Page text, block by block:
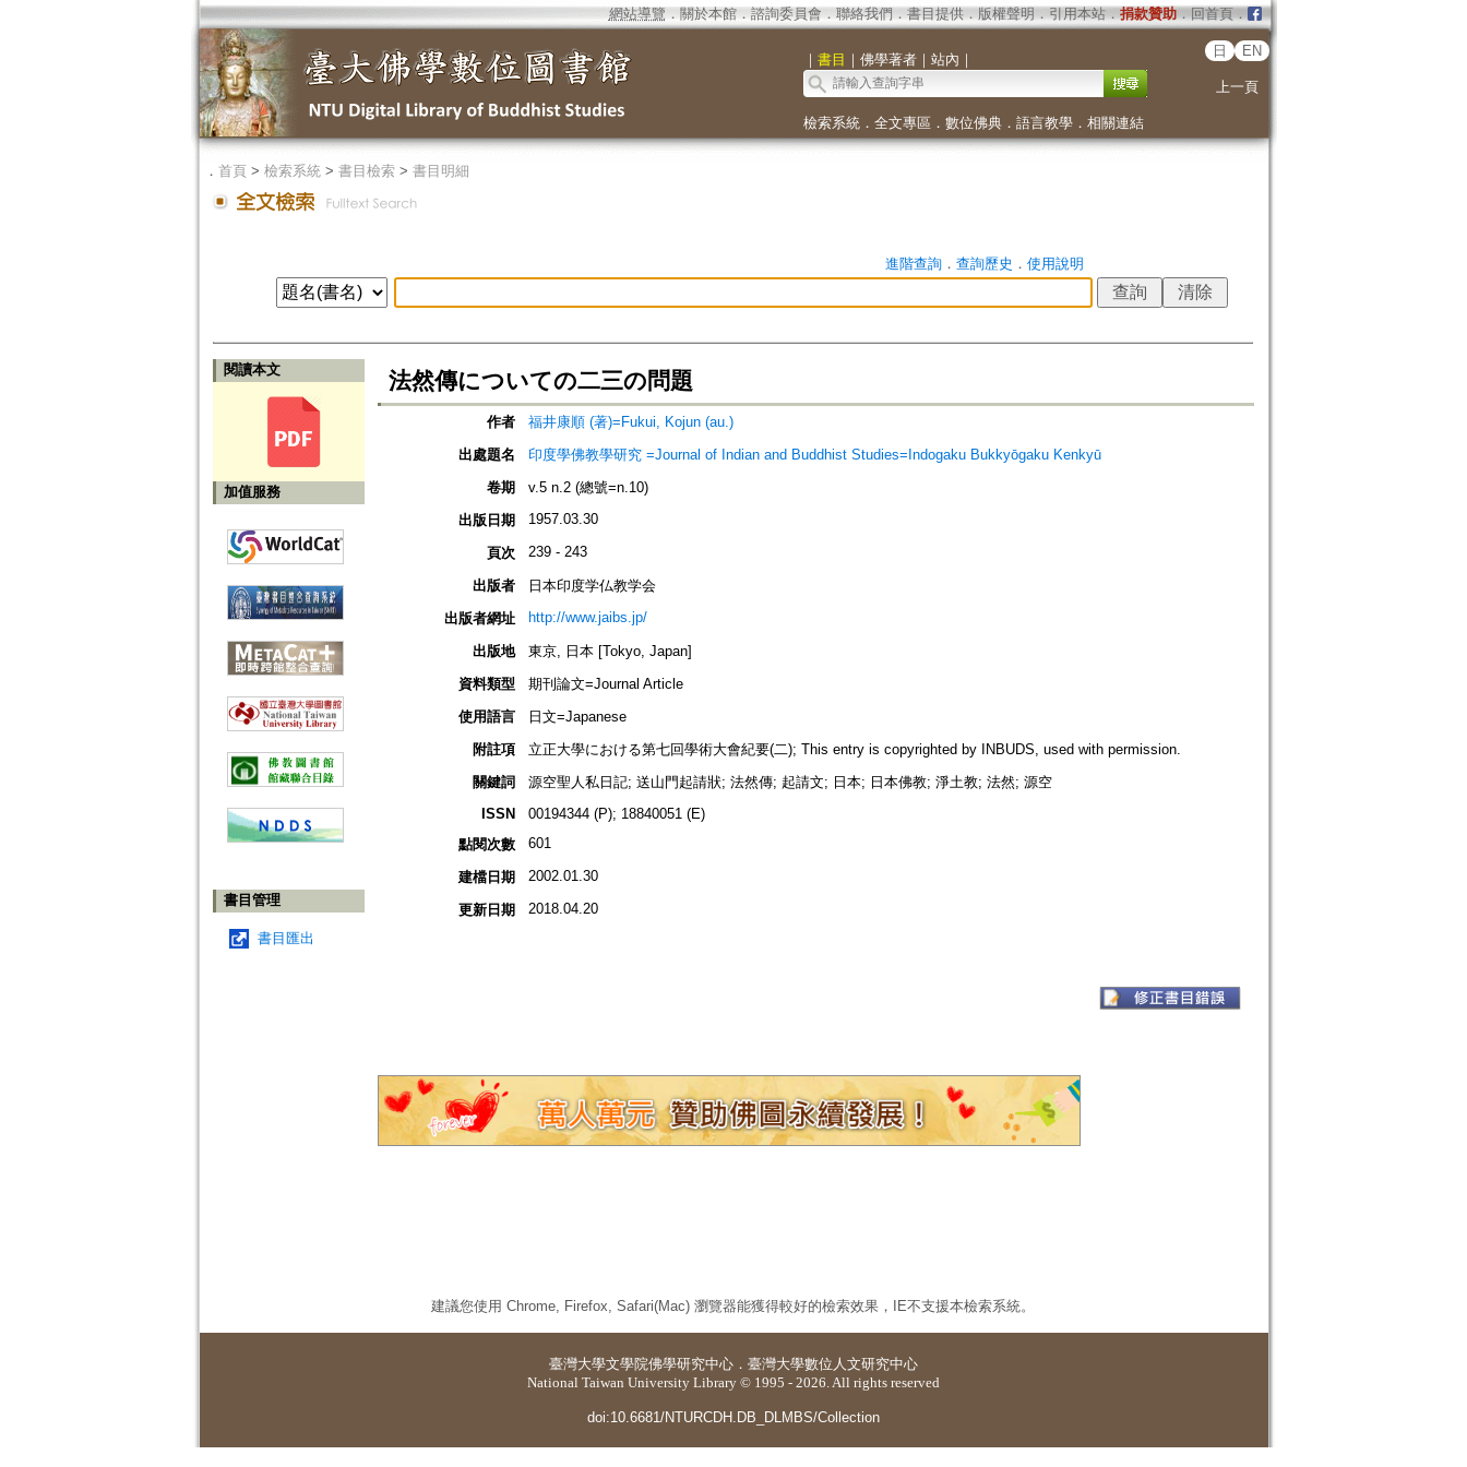
網站導覽 ． 關於本館． 諮詢委員會． 聯絡我們 ． 書目提供． 版權聲明 ． 引用本站． 捐款贊助．回首頁．
｜ 書目 ｜ 佛學著者｜ 站內 ｜
日 EN
上一頁
檢索系統． 全文專區 ． 數位佛典． 語言教學． 相關連結
． 首頁> 檢索系統> 書目檢索> 書目明細
進階查詢． 查詢歷史 ． 使用說明
閱讀本文
加值服務
書目管理
書目匯出
法然傳についての二三の問題
作者
福井康順 (著)=Fukui, Kojun (au.)
出處題名
印度學佛教學研究 =Journal of Indian and Buddhist Studies=Indogaku Bukkyōgaku Kenkyū
卷期
v.5 n.2 (總號=n.10)
出版日期
1957.03.30
頁次 239 - 243
出版者
日本印度学仏教学会
出版者網址
http://www.jaibs.jp/
出版地
東京, 日本 [Tokyo, Japan]
資料類型
期刊論文=Journal Article
使用語言
日文=Japanese
附註項
立正大學における第七回學術大會紀要(二); This entry is copyrighted by INBUDS, used with permission.
關鍵詞
源空聖人私日記; 送山門起請狀; 法然傳; 起請文; 日本; 日本佛教; 淨土教; 法然; 源空
ISSN
00194344 (P); 18840051 (E)
點閱次數
601
建檔日期 2002.01.30
更新日期 2018.04.20
建議您使用 Chrome, Firefox, Safari(Mac) 瀏覽器能獲得較好的檢索效果，IE不支援本檢索系統。
臺灣大學文學院佛學研究中心 ． 臺灣大學數位人文研究中心
National Taiwan University Library © 1995 - 2026. All rights reserved
doi:10.6681/NTURCDH.DB_DLMBS/Collection